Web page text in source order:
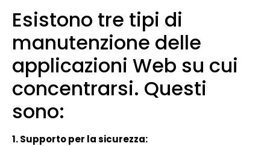
Esistono tre tipi di
manutenzione delle
applicazioni Web su cui
concentrarsi. Questi
sono:
1. Supporto per la sicurezza: